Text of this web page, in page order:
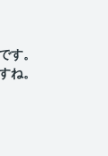
す。
ね。